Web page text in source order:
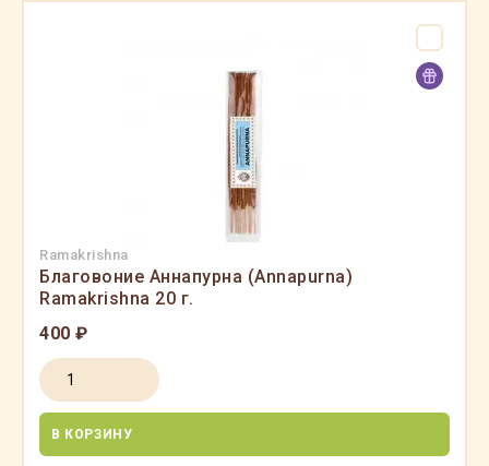
Ramakrishna
Благовоние Аннапурна (Annapurna)
Ramakrishna 20 г.
400 ₽
В КОРЗИНУ